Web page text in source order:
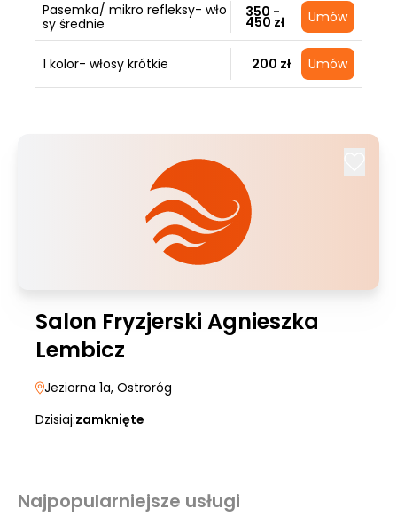
Pasemka/ mikro refleksy- wło
sy średnie
350 -
450 zł Umów
1 kolor- włosy krótkie 200 zł Umów
Salon Fryzjerski Agnieszka
Lembicz
Jeziorna 1a, Ostroróg
Dzisiaj:zamknięte
Najpopularniejsze usługi